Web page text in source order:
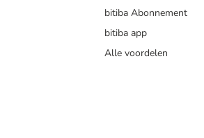
bitiba Abonnement
bitiba app
Alle voordelen